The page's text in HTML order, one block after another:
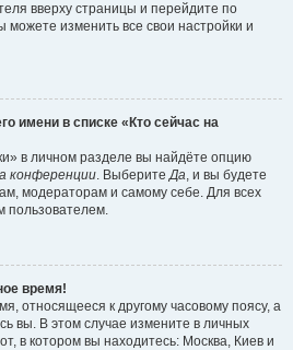
вверху страницы и перейдите по
можете изменить все свои настройки и
имени в списке «Кто сейчас на
в личном разделе вы найдёте опцию
конференции. ВыберитеДа, и вы будете
модераторам и самому себе. Для всех
пользователем.
время!
относящееся к другому часовому поясу, а
вы. В этом случае измените в личных
в котором вы находитесь: Москва, Киев и